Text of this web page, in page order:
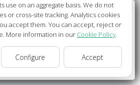
Vacations, your in the
international site of:
Vacaciones, está usted en el
sitio internacional de:
change/cambiar
use on an aggregate basis. We do not
or cross-site tracking. Analytics cookies
accept them. You can accept, reject or
More information in our Cookie Policy.
Configure Accept